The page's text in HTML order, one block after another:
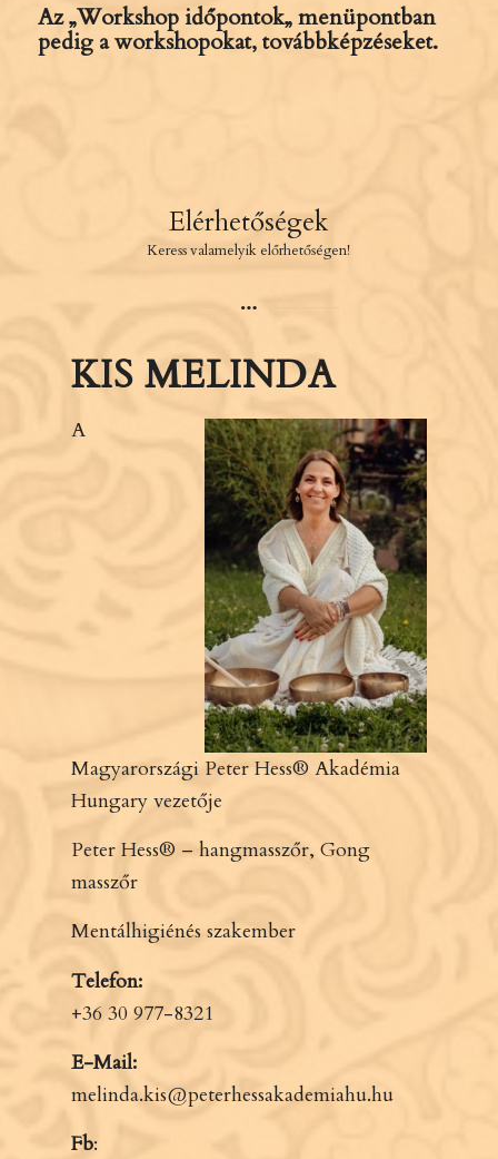
Az„Workshop időpontok„menüpontban
pedig a workshopokat, továbbképzéseket.
Elérhetőségek
Keress valamelyik előrhetőségen!
KIS MELINDA
A
Magyarországi Peter Hess® Akadémia
Hungary vezetője
Peter Hess® – hangmasszőr, Gong
masszőr
Mentálhigiénés szakember
Telefon:
+36 30 977-8321
E-Mail:
melinda.kis@peterhessakademiahu.hu
Fb: